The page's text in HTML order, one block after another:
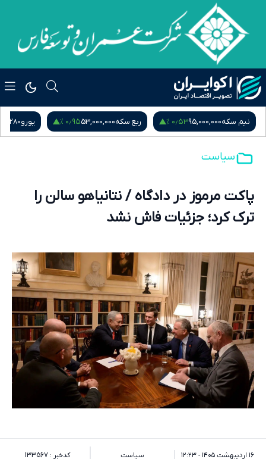
نیم سکه95,000,000۰٫۵۳ % ربع سکه53,000,000۰٫۹۵ % یورو
سیاست
پاکت مرموز در دادگاه / نتانیاهو سالن را
ترک کرد؛ جزئیات فاش نشد
۱۶ اردیبهشت ۱۴۰۵ - ۱۲:۲۳ سیاست کدخبر : 133567